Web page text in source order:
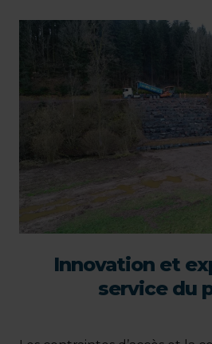
Innovation et
service du